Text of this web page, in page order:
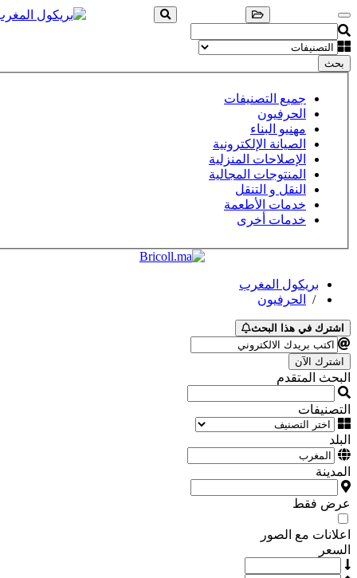
بحث
جميع التصنيفات
الحرفيون
مهنيو البناء
الصيانة الإلكترونية
الإصلاحات المنزلية
المنتوجات المجالية
النقل و التنقل
خدمات الأطعمة
خدمات أخرى
بريكول المغرب
/
الحرفيون
اشترك في هذا البحث
اشترك الآن
البحث المتقدم
التصنيفات
البلد
المدينة
عرض فقط
اعلانات مع الصور
السعر